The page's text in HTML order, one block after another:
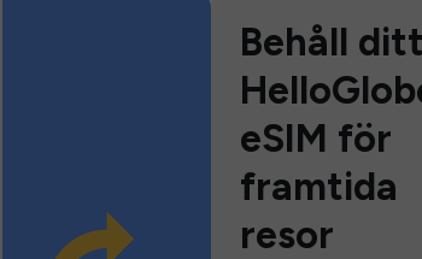
Behåll ditt
eSIM för
framtida
resor